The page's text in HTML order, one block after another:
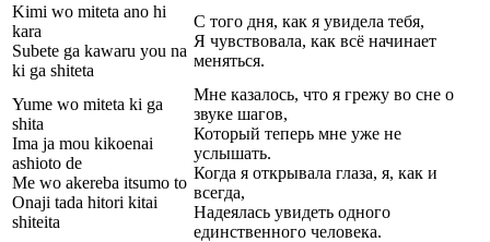
Kimi wo miteta ano hi
kara
Subete ga kawaru you na
ki ga shiteta
С того дня, как я увидела тебя,
Я чувствовала, как всё начинает
меняться.
Yume wo miteta ki ga
shita
Ima ja mou kikoenai
ashioto de
Me wo akereba itsumo to
Onaji tada hitori kitai
shiteita
Мне казалось, что я грежу во сне о
звуке шагов,
Который теперь мне уже не
услышать.
Когда я открывала глаза, я, как и
всегда,
Надеялась увидеть одного
единственного человека.